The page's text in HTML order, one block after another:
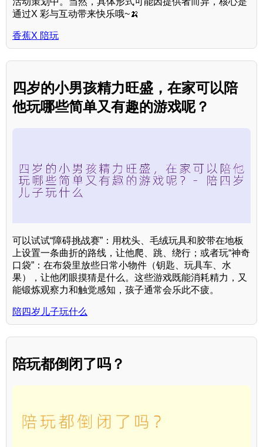
通过X 彩与互动带来快乐哦~🍌
香蕉X 陪玩
四岁的小男孩精力旺盛，在家可以陪
他玩哪些简单又有趣的游戏呢？
可以试试“障碍挑战赛”：用枕头、毛绒玩具和胶带在地板
上设置一条曲折的路线，让他爬、跳、绕行；或者玩“神奇
口袋”：在布袋里放些日常小物件（钥匙、玩具车、水
果），让他闭眼摸猜是什么。这些游戏既能消耗精力，又
能锻炼观察力和触觉感知，孩子通常会乐此不疲。
陪四岁儿子玩什么
陪玩都倒闭了吗？